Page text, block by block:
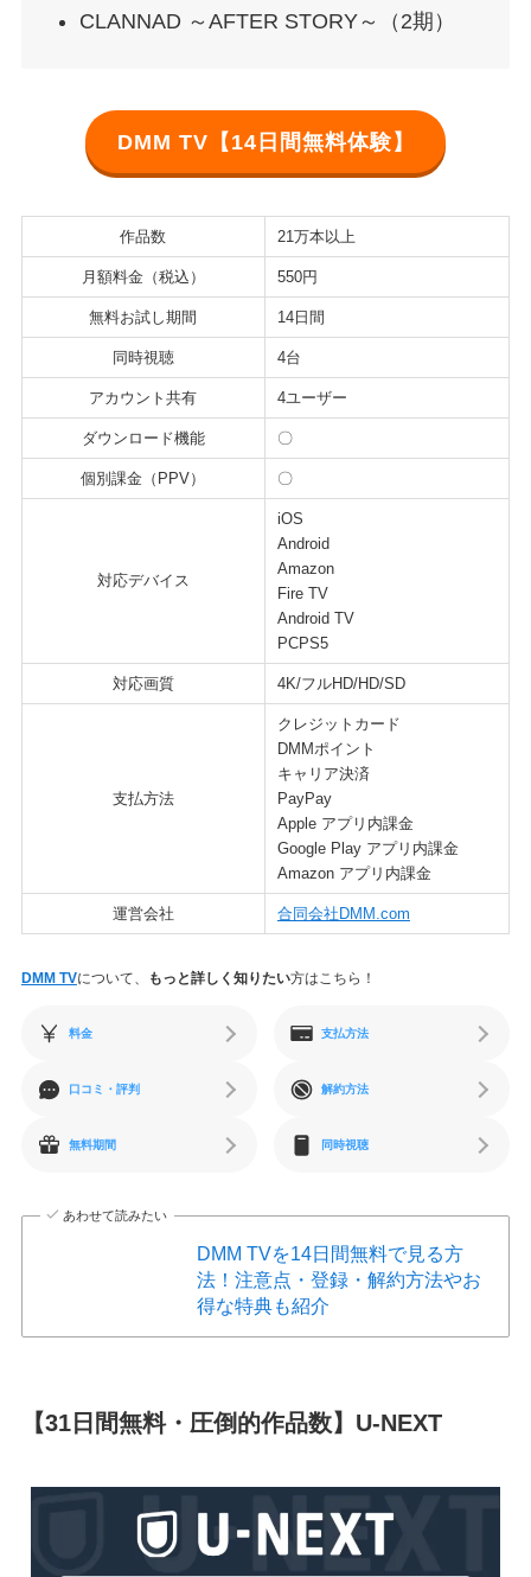
CLANNAD ～AFTER STORY～（2期）
DMM TV【14日間無料体験】
作品数 21万本以上
月額料金（税込） 550円
無料お試し期間 14日間
同時視聴 4台
アカウント共有 4ユーザー
ダウンロード機能 〇
個別課金（PPV） 〇
対応デバイス
iOS
Android
Amazon
Fire TV
Android TV
PCPS5
対応画質 4K/フルHD/HD/SD
支払方法
クレジットカード
DMMポイント
キャリア決済
PayPay
Apple アプリ内課金
Google Play アプリ内課金
Amazon アプリ内課金
運営会社 合同会社DMM.com
DMM TVについて、 もっと詳しく知りたい方はこちら！
料金 支払方法
口コミ・評判 解約方法
無料期間 同時視聴
あわせて読みたい
DMM TVを14日間無料で見る方
法！注意点・登録・解約方法やお
得な特典も紹介
【31日間無料・圧倒的作品数】U-NEXT